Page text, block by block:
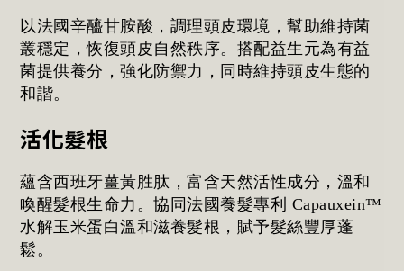
以法國辛醯甘胺酸，調理頭皮環境，幫助維持菌
叢穩定，恢復頭皮自然秩序。搭配益生元為有益
菌提供養分，強化防禦力，同時維持頭皮生態的
和諧。
活化髮根
蘊含西班牙薑黃胜肽，富含天然活性成分，溫和
喚醒髮根生命力。協同法國養髮專利 Capauxein™
水解玉米蛋白溫和滋養髮根，賦予髮絲豐厚蓬
鬆。